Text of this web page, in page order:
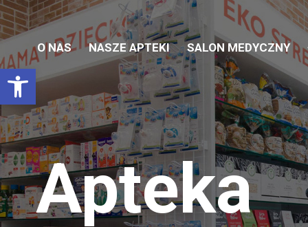
Otwórz pasek narzędzi
O NAS NASZE APTEKI SALON MEDYCZNY
Apteka